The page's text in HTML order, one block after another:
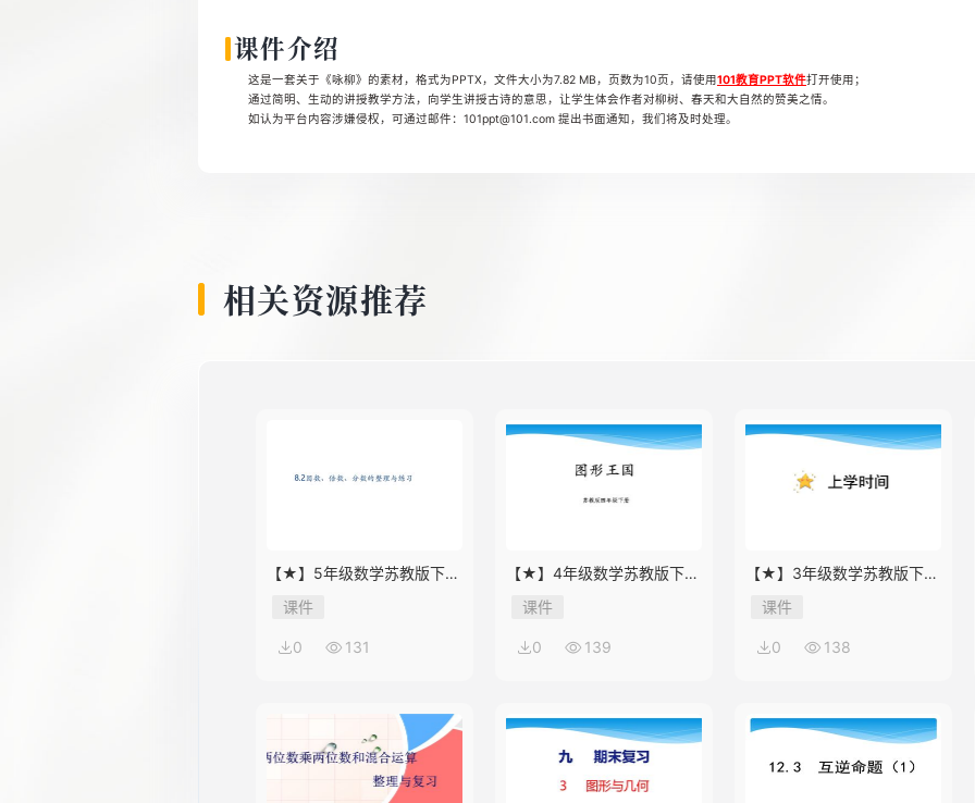
6
课件介绍
这是一套关于《咏柳》的素材，格式为PPTX，文件大小为7.82 MB，页数为10页，请使用101教育PPT软件打开使用；
通过简明、生动的讲授教学方法，向学生讲授古诗的意思，让学生体会作者对柳树、春天和大自然的赞美之情。
如认为平台内容涉嫌侵权，可通过邮件：101ppt@101.com 提出书面通知，我们将及时处理。
相关资源推荐
【★】5年级数学苏教版下册
课件第8单元《单元复习》
课件
0 131
【★】4年级数学苏教版下册
课件第9单元《单元复习》
课件
0 139
【★】3年级数学苏教版下册
课件第9单元后《上学时间》
课件
0 138